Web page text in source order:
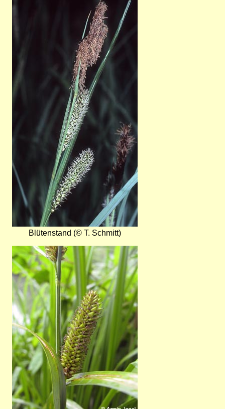
Blütenstand (© T. Schmitt)
Bild